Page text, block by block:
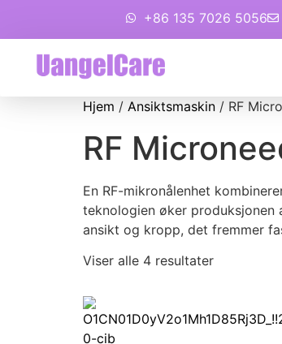
+86 135 7026 5056
Hjem / Ansiktsmaskin / RF
RF
En RF-mikronålenhet
teknologien øker produksjonen
ansikt og kropp, det fremmer
Viser alle 4 resultater